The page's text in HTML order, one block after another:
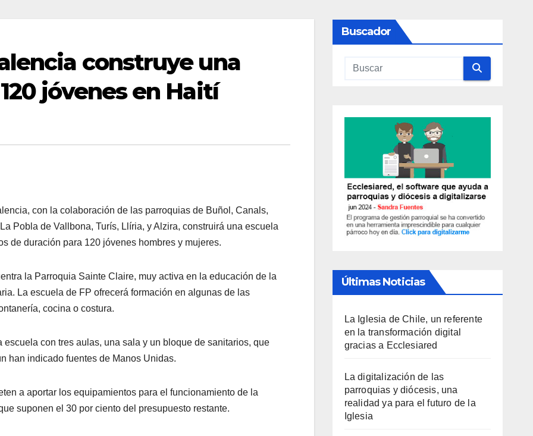
construye una
jóvenes en Haití
con la colaboración de las parroquias de Buñol, Canals,
Pobla de Vallbona, Turís, Llíria, y Alzira, construirá una escuela
de duración para 120 jóvenes hombres y mujeres.
la Parroquia Sainte Claire, muy activa en la educación de la
La escuela de FP ofrecerá formación en algunas de las
cocina o costura.
con tres aulas, una sala y un bloque de sanitarios, que
han indicado fuentes de Manos Unidas.
a aportar los equipamientos para el funcionamiento de la
suponen el 30 por ciento del presupuesto restante.
Buscador
Últimas Noticias
La Iglesia de Chile, un referente
en la transformación digital
gracias a Ecclesiared
La digitalización de las
parroquias y diócesis, una
realidad ya para el futuro de la
Iglesia